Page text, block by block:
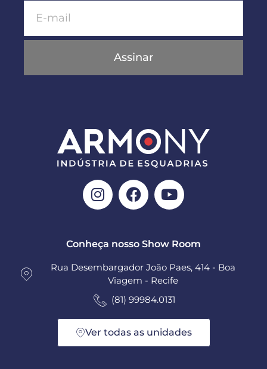
Assinar
Conheça nosso Show Room
Rua Desembargador João Paes, 414 - Boa
Viagem - Recife
(81) 99984.0131
Ver todas as unidades